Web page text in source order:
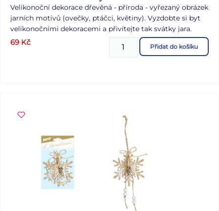
Velikonoční dekorace dřevěná - příroda - vyřezaný obrázek
jarních motivů (ovečky, ptáčci, květiny). Vyzdobte si byt
velikonočními dekoracemi a přivítejte tak svátky jara.
Tuto dekoraci můžete použít na dekorování velikonočních
věnců nebo větviček. Velikost: 10 cm Dekorace má
69 Kč Přidat do košíku